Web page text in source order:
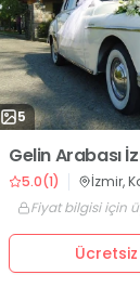
5
Gelin Arabası
5.0(1)
İzmir,
Fiyat bilgisi için